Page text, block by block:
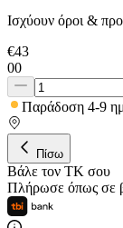
Ισχύουν όροι &
€43
00
Παράδοση 4-9
Πίσω
Βάλε τον ΤΚ σου
Πλήρωσε όπως σε